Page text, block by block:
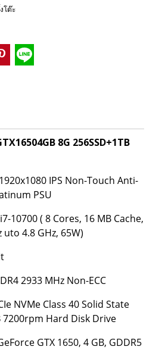
โต๊ะ
8G 256SSD+1TB
IPS Non-Touch Anti-
PSU
10700 ( 8 Cores, 16 MB Cache,
uto 4.8 GHz, 65W)
2933 MHz Non-ECC
NVMe Class 40 Solid State
7200rpm Hard Disk Drive
GTX 1650, 4 GB, GDDR5